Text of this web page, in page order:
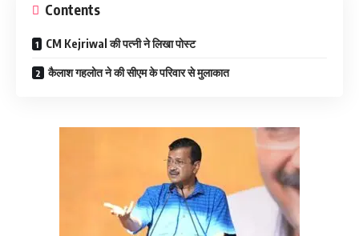
Contents
CM Kejriwal की पत्नी ने लिखा पोस्ट
कैलाश गहलोत ने की सीएम के परिवार से मुलाकात